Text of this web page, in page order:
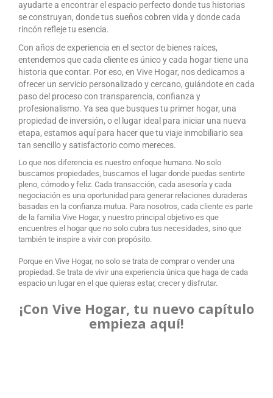
ayudarte a encontrar el espacio perfecto donde tus historias
se construyan, donde tus sueños cobren vida y donde cada
rincón refleje tu esencia.
Con años de experiencia en el sector de bienes raíces,
entendemos que cada cliente es único y cada hogar tiene una
historia que contar. Por eso, en Vive Hogar, nos dedicamos a
ofrecer un servicio personalizado y cercano, guiándote en cada
paso del proceso con transparencia, confianza y
profesionalismo. Ya sea que busques tu primer hogar, una
propiedad de inversión, o el lugar ideal para iniciar una nueva
etapa, estamos aquí para hacer que tu viaje inmobiliario sea
tan sencillo y satisfactorio como mereces.
Lo que nos diferencia es nuestro enfoque humano. No solo
buscamos propiedades, buscamos el lugar donde puedas sentirte
pleno, cómodo y feliz. Cada transacción, cada asesoría y cada
negociación es una oportunidad para generar relaciones duraderas
basadas en la confianza mutua. Para nosotros, cada cliente es parte
de la familia Vive Hogar, y nuestro principal objetivo es que
encuentres el hogar que no solo cubra tus necesidades, sino que
también te inspire a vivir con propósito.
Porque en Vive Hogar, no solo se trata de comprar o vender una
propiedad. Se trata de vivir una experiencia única que haga de cada
espacio un lugar en el que quieras estar, crecer y disfrutar.
¡Con Vive Hogar, tu nuevo capítulo
empieza aquí!